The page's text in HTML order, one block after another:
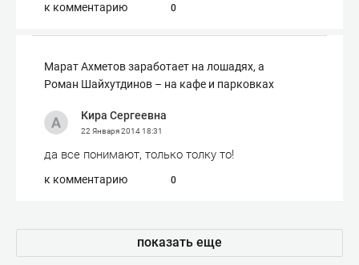
к комментарию 0
Марат Ахметов заработает на лошадях, а
Роман Шайхутдинов – на кафе и парковках
Кира Сергеевна
22 Января 201418:31
да все понимают, только толку то!
к комментарию 0
показать еще